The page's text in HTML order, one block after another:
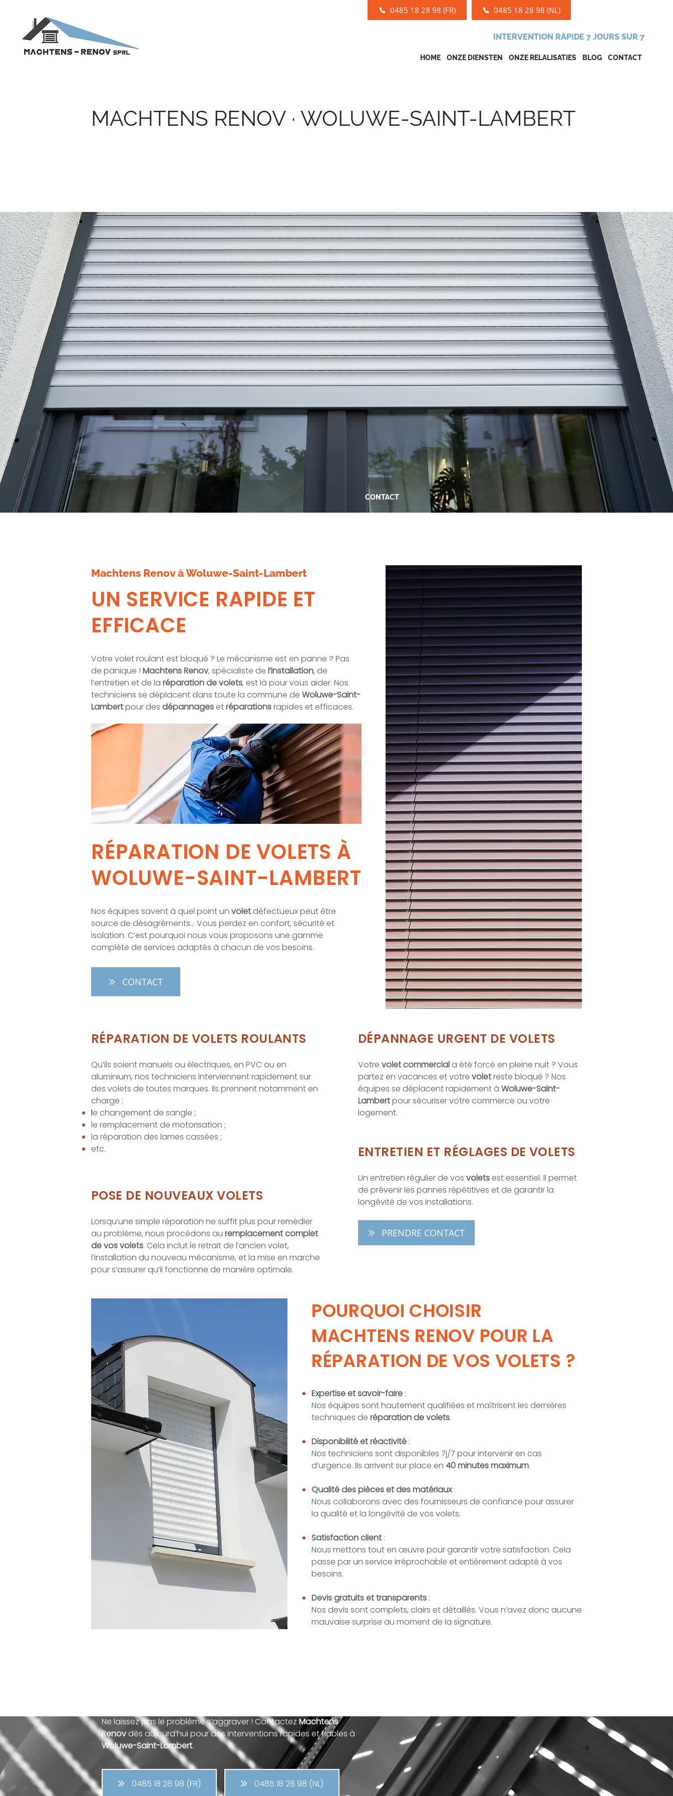
0485 18 28 98 (FR) 0485 18 28 98 (NL)
INTERVENTION RAPIDE 7 JOURS SUR 7
HOME ONZE DIENSTEN ONZE RELALISATIES BLOG CONTACT
MACHTENS RENOV · WOLUWE-SAINT-LAMBERT
Machtens Renov à Woluwe-Saint-Lambert
UN SERVICE RAPIDE ET
EFFICACE
Votre volet roulant est bloqué ? Le mécanisme est en panne ? Pas
de panique ! Machtens Renov, spécialiste de l’installation, de
l’entretien et de la réparation de volets, est là pour vous aider. Nos
techniciens se déplacent dans toute la commune de Woluwe-Saint-
Lambertpour des dépannages etréparationsrapides et efficaces.
RÉPARATION DE VOLETS À
WOLUWE-SAINT-LAMBERT
Nos équipes savent à quel point un volet défectueux peut être
source de désagréments… Vous perdez en confort, sécurité et
isolation. C’est pourquoi nous vous proposons une gamme
complète de services adaptés à chacun de vos besoins.
CONTACT
CONTACT
RÉPARATION DE VOLETS ROULANTS
Qu’ils soient manuels ou électriques, en PVC ou en
aluminium, nos techniciens interviennent rapidement sur
des volets de toutes marques. Ils prennent notamment en
charge :
le changement de sangle ;
le remplacement de motorisation ;
la réparation des lames cassées ;
etc.
POSE DE NOUVEAUX VOLETS
Lorsqu’une simple réparation ne suffit plus pour remédier
au problème, nous procédons au remplacement complet
de vos volets. Cela inclut le retrait de l’ancien volet,
l’installation du nouveau mécanisme, et la mise en marche
pour s’assurer qu’il fonctionne de manière optimale.
DÉPANNAGE URGENT DE VOLETS
Votre volet commercial a été forcé en pleine nuit ? Vous
partez en vacances et votre voletreste bloqué ? Nos
équipes se déplacent rapidement à Woluwe-Saint-
Lambertpour sécuriser votre commerce ou votre
logement.
ENTRETIEN ET RÉGLAGES DE VOLETS
Un entretien régulier de vos volets est essentiel. Il permet
de prévenir les pannes répétitives et de garantir la
longévité de vos installations.
PRENDRE CONTACT
POURQUOI CHOISIR
MACHTENS RENOV POUR LA
RÉPARATION DE VOS VOLETS ?
Expertise et savoir-faire :
Nos équipes sont hautement qualifiées et maîtrisent les dernières
techniques de réparation de volets.
Disponibilité et réactivité :
Nos techniciens sont disponibles 7j/7 pour intervenir en cas
d’urgence. Ils arrivent sur place en 40 minutes maximum.
Qualité des pièces et des matériaux:
Nous collaborons avec des fournisseurs de confiance pour assurer
la qualité et la longévité de vos volets.
Satisfaction client :
Nous mettons tout en œuvre pour garantir votre satisfaction. Cela
passe par un service irréprochable et entièrement adapté à vos
besoins.
Devis gratuits et transparents :
Nos devis sont complets, clairs et détaillés. Vous n’avez donc aucune
mauvaise surprise au moment de la signature.
Ne laissez pas le problème s’aggraver ! Contactez Machtens
Renovdès aujourd’hui pour des interventions rapides et fiables à
Woluwe-Saint-Lambert.
0485 18 28 98 (FR) 0485 18 28 98 (NL)